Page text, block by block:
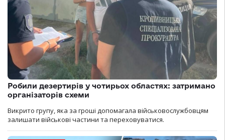
Робили дезертирів у чотирьох областях: затримано
організаторів схеми
Викрито групу, яка за гроші допомагала військовослужбовцям
залишати військові частини та переховуватися.